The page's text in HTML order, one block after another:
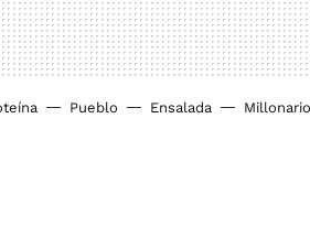
Pueblo Ensalada Millonario